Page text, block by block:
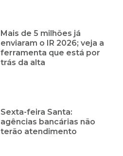
Mais de 5 milhões já
enviaram o IR 2026; veja a
ferramenta que está por
trás da alta
Sexta-feira Santa:
agências bancárias não
terão atendimento